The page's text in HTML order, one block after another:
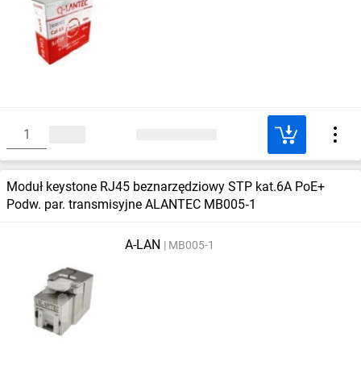
Moduł keystone RJ45 beznarzędziowy STP kat.6A PoE+
Podw. par. transmisyjne ALANTEC MB005‑1
A-LAN MB005-1